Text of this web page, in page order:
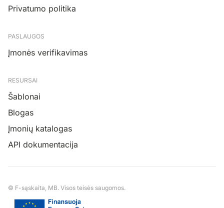
Privatumo politika
PASLAUGOS
Įmonės verifikavimas
RESURSAI
Šablonai
Blogas
Įmonių katalogas
API dokumentacija
© F-sąskaita, MB. Visos teisės saugomos.